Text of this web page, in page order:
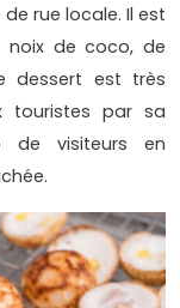
rue locale. Il est
de coco, de
dessert est très
touristes par sa
de visiteurs en